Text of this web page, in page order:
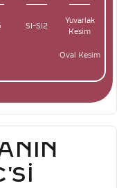
SI-SI2
Yuvarlak
Kesim
Oval Kesim